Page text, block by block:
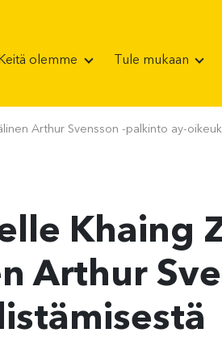
Keitä olemme Tule mukaan
Arthur Svensson -palkinto ay-
Khaing
Arthur